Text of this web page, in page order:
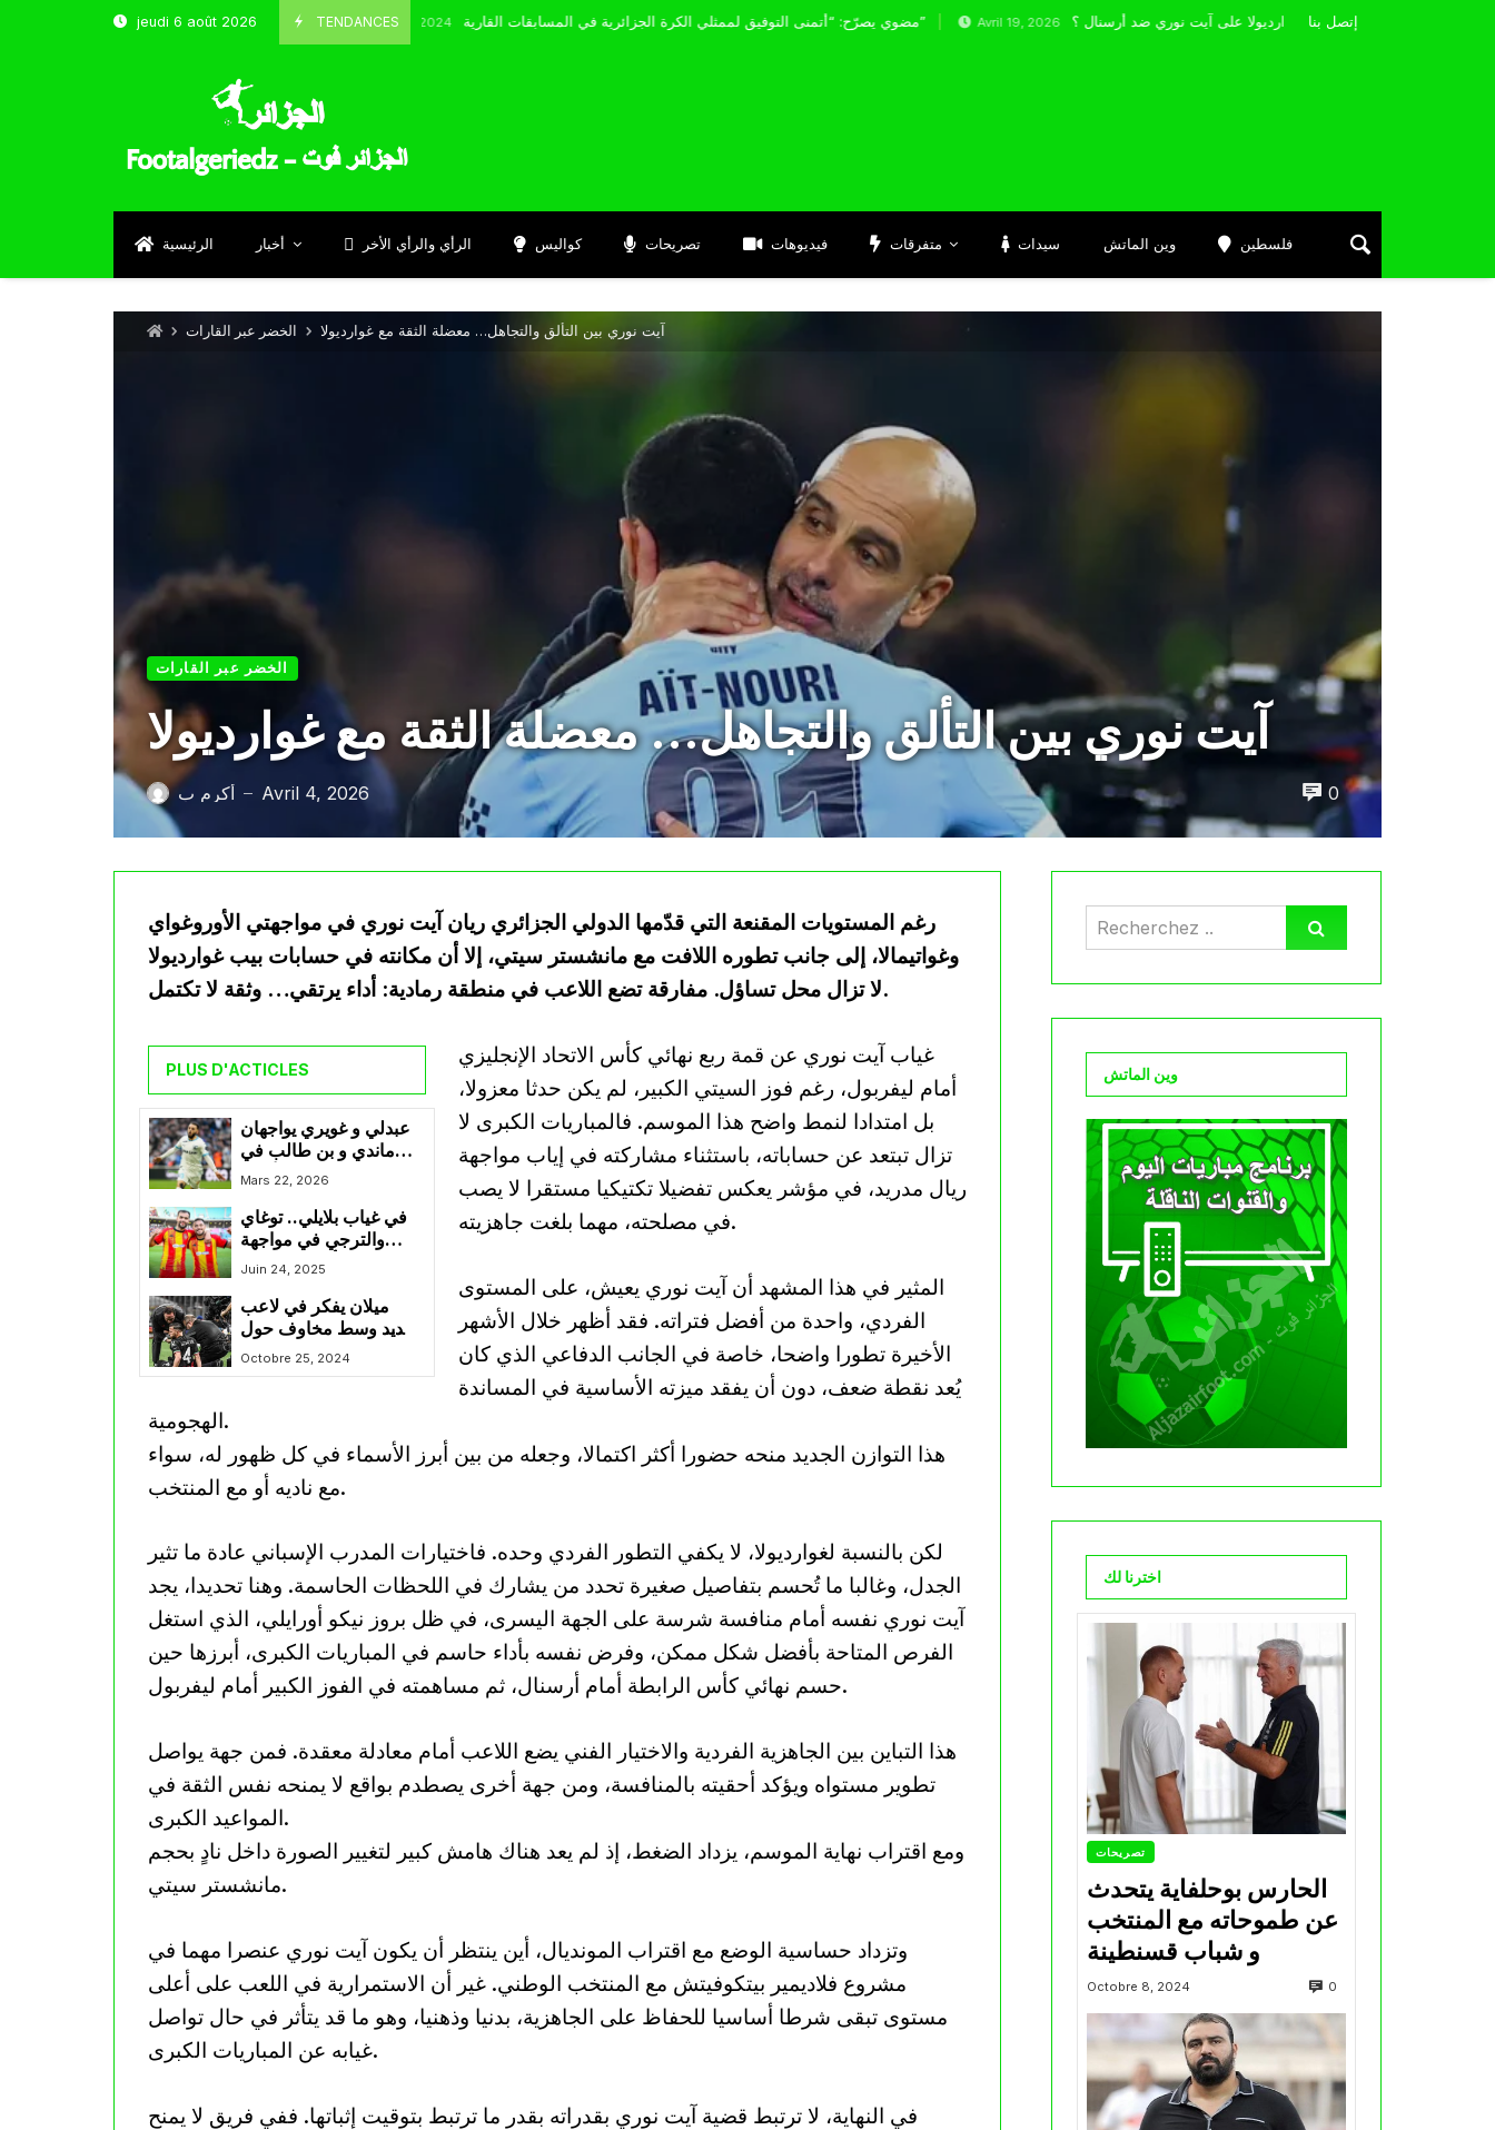
jeudi 6 août 2026 TENDANCES الحارس بوحلفاية يتحدث عن Septembre 17, 2024 مضوي يصرّح: “أتمنى التوفيق لممثلي الكرة الجزائرية في المسابقات القارية” Avril 19, 2026 الدوري الانجليزي : هي يعتمد بيب غوارديولا على آيت نوري ضد أرسنال ؟
إتصل بنا
الرئيسية أخبار الرأي والرأي الأخر كواليس تصريحات فيديوهات متفرقات سيدات وين الماتش فلسطين
الخضر عبر القارات آيت نوري بين التألق والتجاهل… معضلة الثقة مع غوارديولا
الخضر عبر القارات
آيت نوري بين التألق والتجاهل… معضلة الثقة مع غوارديولا
أكرم ب — Avril 4, 2026 0
رغم المستويات المقنعة التي قدّمها الدولي الجزائري ريان آيت نوري في مواجهتي الأوروغواي
وغواتيمالا، إلى جانب تطوره اللافت مع مانشستر سيتي، إلا أن مكانته في حسابات بيب غوارديولا
لا تزال محل تساؤل. مفارقة تضع اللاعب في منطقة رمادية: أداء يرتقي… وثقة لا تكتمل.
PLUS D'ACTICLES
عبدلي و غويري يواجهان
ماندي و بن طالب في
قمة كبيرة تخطف الأنظار
Mars 22, 2026
في غياب بلايلي.. توغاي
والترجي في مواجهة
مصيرية أمام تشيلسي
Juin 24, 2025
ميلان يفكر في لاعب
جديد وسط مخاوف حول
جاهزية إسماعيل بن ناصر
Octobre 25, 2024
غياب آيت نوري عن قمة ربع نهائي كأس الاتحاد الإنجليزي
أمام ليفربول، رغم فوز السيتي الكبير، لم يكن حدثا معزولا،
بل امتدادا لنمط واضح هذا الموسم. فالمباريات الكبرى لا
تزال تبتعد عن حساباته، باستثناء مشاركته في إياب مواجهة
ريال مدريد، في مؤشر يعكس تفضيلا تكتيكيا مستقرا لا يصب
في مصلحته، مهما بلغت جاهزيته.
المثير في هذا المشهد أن آيت نوري يعيش، على المستوى
الفردي، واحدة من أفضل فتراته. فقد أظهر خلال الأشهر
الأخيرة تطورا واضحا، خاصة في الجانب الدفاعي الذي كان
يُعد نقطة ضعف، دون أن يفقد ميزته الأساسية في المساندة
الهجومية.
هذا التوازن الجديد منحه حضورا أكثر اكتمالا، وجعله من بين أبرز الأسماء في كل ظهور له، سواء
مع ناديه أو مع المنتخب.
لكن بالنسبة لغوارديولا، لا يكفي التطور الفردي وحده. فاختيارات المدرب الإسباني عادة ما تثير
الجدل، وغالبا ما تُحسم بتفاصيل صغيرة تحدد من يشارك في اللحظات الحاسمة. وهنا تحديدا، يجد
آيت نوري نفسه أمام منافسة شرسة على الجهة اليسرى، في ظل بروز نيكو أورايلي، الذي استغل
الفرص المتاحة بأفضل شكل ممكن، وفرض نفسه بأداء حاسم في المباريات الكبرى، أبرزها حين
حسم نهائي كأس الرابطة أمام أرسنال، ثم مساهمته في الفوز الكبير أمام ليفربول.
هذا التباين بين الجاهزية الفردية والاختيار الفني يضع اللاعب أمام معادلة معقدة. فمن جهة يواصل
تطوير مستواه ويؤكد أحقيته بالمنافسة، ومن جهة أخرى يصطدم بواقع لا يمنحه نفس الثقة في
المواعيد الكبرى.
ومع اقتراب نهاية الموسم، يزداد الضغط، إذ لم يعد هناك هامش كبير لتغيير الصورة داخل نادٍ بحجم
مانشستر سيتي.
وتزداد حساسية الوضع مع اقتراب المونديال، أين ينتظر أن يكون آيت نوري عنصرا مهما في
مشروع فلاديمير بيتكوفيتش مع المنتخب الوطني. غير أن الاستمرارية في اللعب على أعلى
مستوى تبقى شرطا أساسيا للحفاظ على الجاهزية، بدنيا وذهنيا، وهو ما قد يتأثر في حال تواصل
غيابه عن المباريات الكبرى.
في النهاية، لا ترتبط قضية آيت نوري بقدراته بقدر ما ترتبط بتوقيت إثباتها. ففي فريق لا يمنح
وين الماتش
اخترنا لك
تصريحات
الحارس بوحلفاية يتحدث
عن طموحاته مع المنتخب
و شباب قسنطينة
Octobre 8, 2024 0